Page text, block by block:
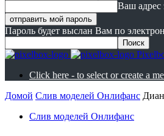
Ваш адрес
Пароль будет выслан Вам по
Click here - to select or create a
Домой Cлив моделей Онлифанс
Cлив моделей Онлифанс